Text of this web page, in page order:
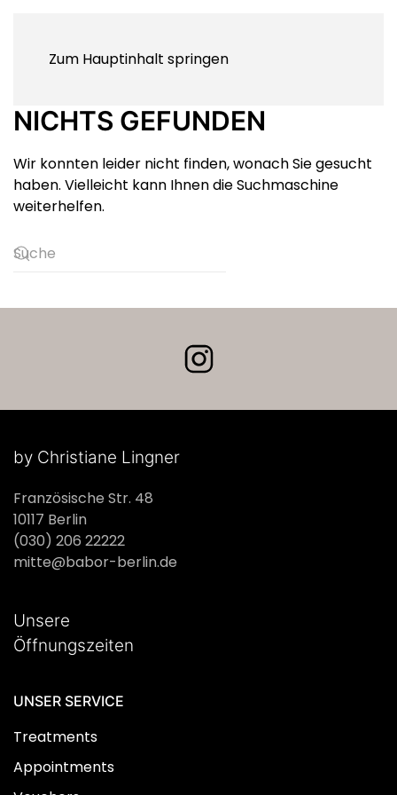
Zum Hauptinhalt springen
NICHTS GEFUNDEN
Wir konnten leider nicht finden, wonach Sie gesucht
haben. Vielleicht kann Ihnen die Suchmaschine
weiterhelfen.
by Christiane Lingner
Französische Str. 48
10117 Berlin
(030) 206 22222
mitte@babor-berlin.de
Unsere
Öffnungszeiten
UNSER SERVICE
Treatments
Appointments